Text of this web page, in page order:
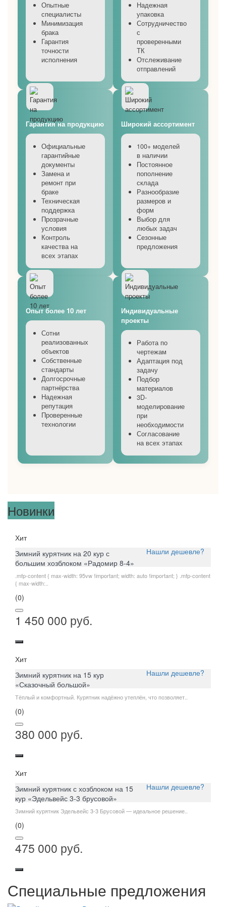
Опытные
специалисты
Минимизация
брака
Гарантия
точности
исполнения
Надежная
упаковка
Сотрудничество
с
проверенными
ТК
Отслеживание
отправлений
Гарантия на продукцию
Официальные
гарантийные
документы
Замена и
ремонт при
браке
Техническая
поддержка
Прозрачные
условия
Контроль
качества на
всех этапах
Широкий ассортимент
100+ моделей
в наличии
Постоянное
пополнение
склада
Разнообразие
размеров и
форм
Выбор для
любых задач
Сезонные
предложения
Опыт более 10 лет
Сотни
реализованных
объектов
Собственные
стандарты
Долгосрочные
партнёрства
Надежная
репутация
Проверенные
технологии
Индивидуальные
проекты
Работа по
чертежам
Адаптация под
задачу
Подбор
материалов
3D-
моделирование
при
необходимости
Согласование
на всех этапах
Новинки
Хит
Нашли дешевле?
Зимний курятник на 20 кур с
большим хозблоком «Радомир 8-4»
.mfp-content { max-width: 95vw !important; width: auto !important; } .mfp-content
{ max-width:..
(0)
1 450 000 руб.
Хит
Нашли дешевле?
Зимний курятник на 15 кур
«Сказочный большой»
Тёплый и комфортный. Курятник надёжно утеплён, что позволяет..
(0)
380 000 руб.
Хит
Нашли дешевле?
Зимний курятник с хозблоком на 15
кур «Эдельвейс 3-3 брусовой»
Зимний курятник Эдельвейс 3-3 Брусовой — идеальное решение..
(0)
475 000 руб.
Специальные предложения